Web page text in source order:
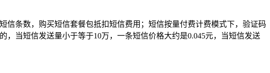
条数，购买短信套餐包抵扣短信费用；短信按量付费计费模式下，验证码
当短信发送量小于等于10万，一条短信价格大约是0.045元，当短信发送